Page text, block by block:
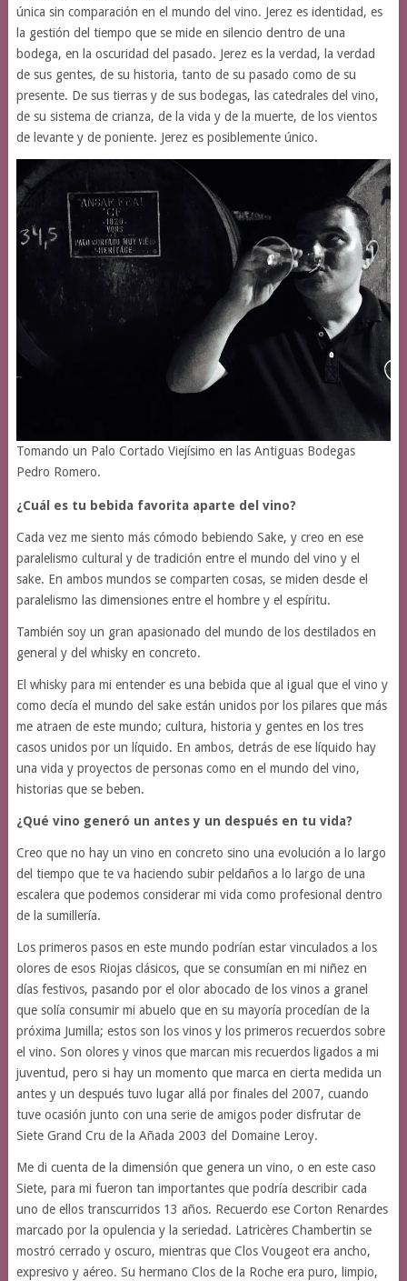
única sin comparación en el mundo del vino. Jerez es identidad, es
la gestión del tiempo que se mide en silencio dentro de una
bodega, en la oscuridad del pasado. Jerez es la verdad, la verdad
de sus gentes, de su historia, tanto de su pasado como de su
presente. De sus tierras y de sus bodegas, las catedrales del vino,
de su sistema de crianza, de la vida y de la muerte, de los vientos
de levante y de poniente. Jerez es posiblemente único.
Tomando un Palo Cortado Viejísimo en las Antiguas Bodegas
Pedro Romero.
¿Cuál es tu bebida favorita aparte del vino?
Cada vez me siento más cómodo bebiendo Sake, y creo en ese
paralelismo cultural y de tradición entre el mundo del vino y el
sake. En ambos mundos se comparten cosas, se miden desde el
paralelismo las dimensiones entre el hombre y el espíritu.
También soy un gran apasionado del mundo de los destilados en
general y del whisky en concreto.
El whisky para mi entender es una bebida que al igual que el vino y
como decía el mundo del sake están unidos por los pilares que más
me atraen de este mundo; cultura, historia y gentes en los tres
casos unidos por un líquido. En ambos, detrás de ese líquido hay
una vida y proyectos de personas como en el mundo del vino,
historias que se beben.
¿Qué vino generó un antes y un después en tu vida?
Creo que no hay un vino en concreto sino una evolución a lo largo
del tiempo que te va haciendo subir peldaños a lo largo de una
escalera que podemos considerar mi vida como profesional dentro
de la sumillería.
Los primeros pasos en este mundo podrían estar vinculados a los
olores de esos Riojas clásicos, que se consumían en mi niñez en
días festivos, pasando por el olor abocado de los vinos a granel
que solía consumir mi abuelo que en su mayoría procedían de la
próxima Jumilla; estos son los vinos y los primeros recuerdos sobre
el vino. Son olores y vinos que marcan mis recuerdos ligados a mi
juventud, pero si hay un momento que marca en cierta medida un
antes y un después tuvo lugar allá por finales del 2007, cuando
tuve ocasión junto con una serie de amigos poder disfrutar de
Siete Grand Cru de la Añada 2003 del Domaine Leroy.
Me di cuenta de la dimensión que genera un vino, o en este caso
Siete, para mi fueron tan importantes que podría describir cada
uno de ellos transcurridos 13 años. Recuerdo ese Corton Renardes
marcado por la opulencia y la seriedad. Latricères Chambertin se
mostró cerrado y oscuro, mientras que Clos Vougeot era ancho,
expresivo y aéreo. Su hermano Clos de la Roche era puro, limpio,